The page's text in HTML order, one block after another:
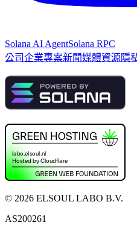
Solana AI AgentSolana RPC
公司企業專案新聞媒體資源隱
© 2026 ELSOUL LABO B.V.
AS200261